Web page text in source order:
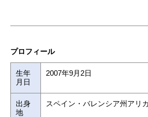
プロフィール
生年
月日
2007年9月2日
出身
地
スペイン・バレンシア州アリ